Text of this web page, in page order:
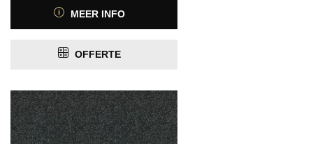
MEER INFO
OFFERTE